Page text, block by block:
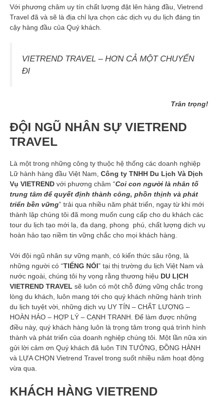
Với phương châm uy tín chất lượng đặt lên hàng đầu, Vietrend
Travel đã và sẽ là địa chỉ lựa chọn các dịch vụ du lịch đáng tin
cậy hàng đầu của Quý khách.
VIETREND TRAVEL – HƠN CẢ MỘT CHUYẾN
ĐI
Trân trọng!
ĐỘI NGŨ NHÂN SỰ VIETREND
TRAVEL
Là một trong những công ty thuộc hệ thống các doanh nghiệp
Lữ hành hàng đầu Việt Nam, Công ty TNHH Du Lịch Và Dịch
Vụ VIETREND với phương châm “Coi con người là nhân tố
trung tâm để quyết định thành công, phồn thịnh và phát
triển bền vững” trải qua nhiều năm phát triển, ngay từ khi mới
thành lập chúng tôi đã mong muốn cung cấp cho du khách các
tour du lịch tạo mới lạ, đa dạng, phong phú, chất lượng dịch vụ
hoàn hảo tạo niềm tin vững chắc cho mọi khách hàng.
Với đội ngũ nhân sự vững mạnh, có kiến thức sâu rộng, là
những người có “TIẾNG NÓI” tại thị trường du lịch Việt Nam và
nước ngoài, chúng tôi hy vọng rằng thương hiệu DU LỊCH
VIETREND TRAVEL sẽ luôn có một chỗ đứng vững chắc trong
lòng du khách, luôn mang tới cho quý khách những hành trình
du lịch tuyệt vời, những dịch vụ UY TÍN – CHẤT LƯỢNG –
HOÀN HẢO – HỢP LÝ – CẠNH TRANH. Để làm được những
điều này, quý khách hàng luôn là trọng tâm trong quá trình hình
thành và phát triển của doanh nghiệp chúng tôi. Một lần nữa xin
gửi lời cảm ơn Quý khách đã luôn TIN TƯỞNG, ĐỒNG HÀNH
và LỰA CHỌN Vietrend Travel trong suốt nhiều năm hoạt động
vừa qua.
KHÁCH HÀNG VIETREND